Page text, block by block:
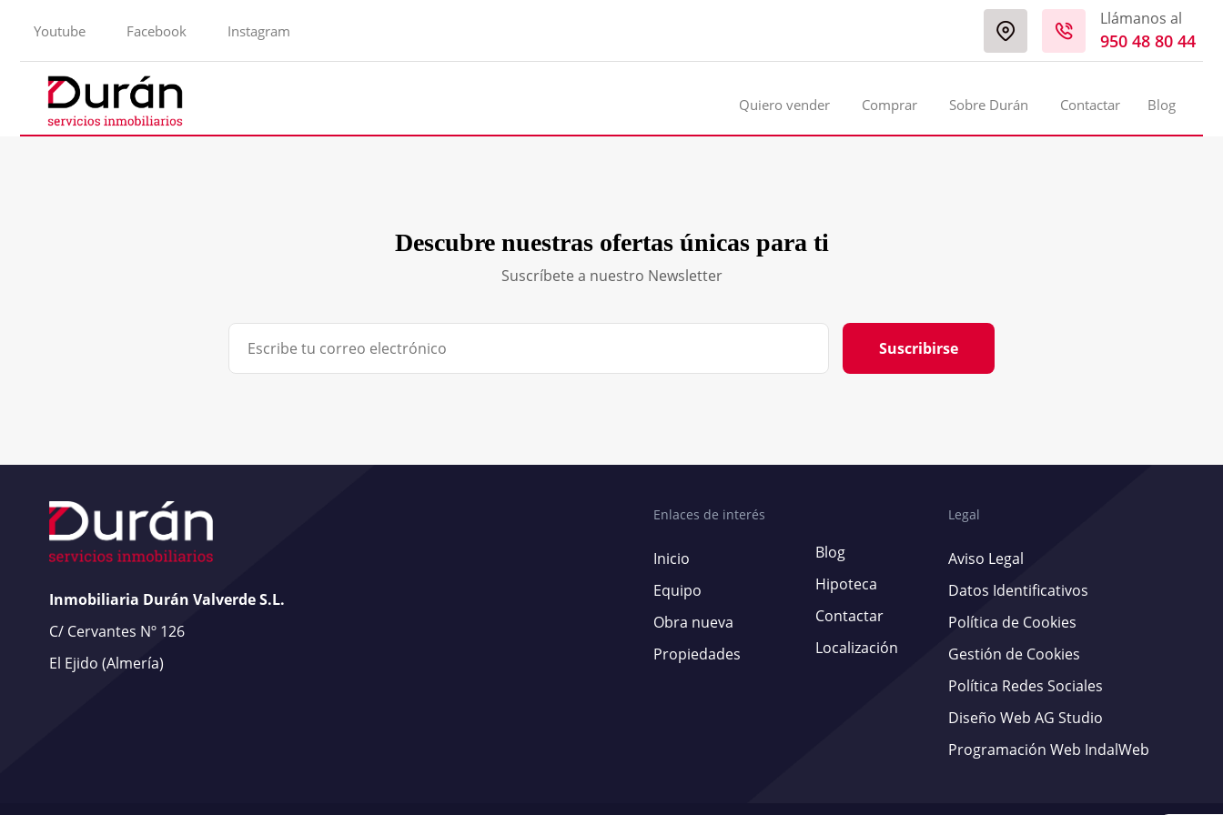
Youtube Facebook Instagram
Llámanos al
950 48 80 44
Quiero vender Comprar Sobre Durán Contactar Blog
Descubre nuestras ofertas únicas para ti
Suscríbete a nuestro Newsletter
Suscribirse
Inmobiliaria Durán Valverde S.L.
C/ Cervantes Nº 126
El Ejido (Almería)
Enlaces de interés
Inicio
Equipo
Obra nueva
Propiedades
Blog
Hipoteca
Contactar
Localización
Legal
Aviso Legal
Datos Identificativos
Política de Cookies
Gestión de Cookies
Política Redes Sociales
Diseño Web AG Studio
Programación Web IndalWeb